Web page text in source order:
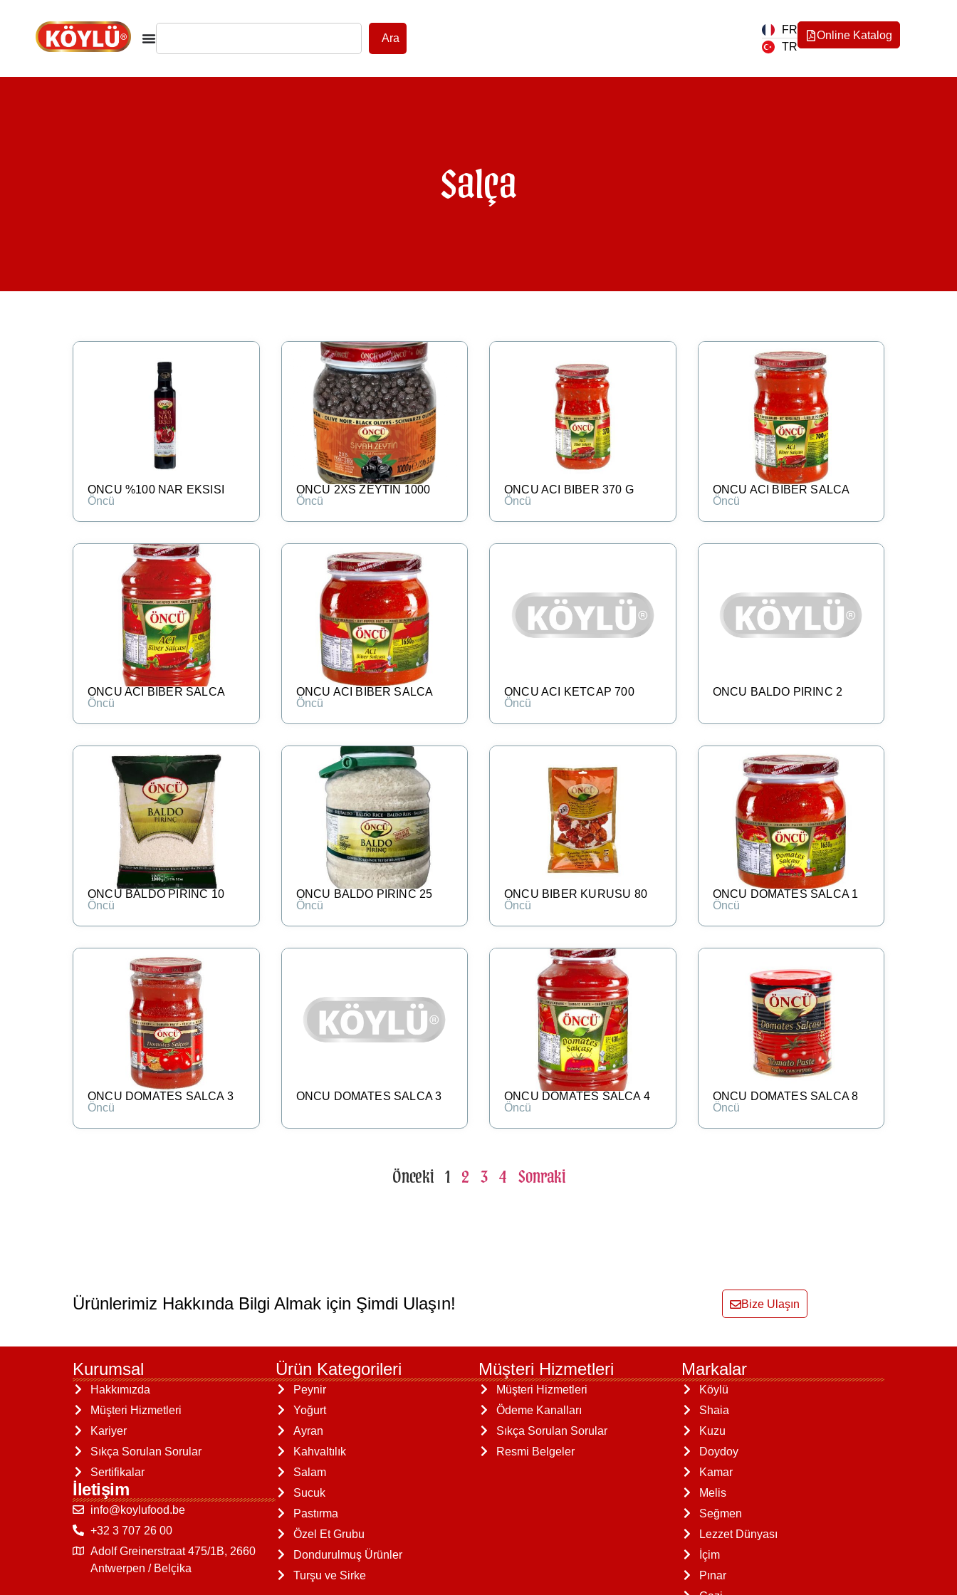
Ara
FR
TR
Online Katalog
Salça
ONCU %100 NAR EKSISI
Öncü
ONCU 2XS ZEYTIN 1000
Öncü
ONCU ACI BIBER 370 G
Öncü
ONCU ACI BIBER SALCA
Öncü
ONCU ACI BIBER SALCA
Öncü
ONCU ACI BIBER SALCA
Öncü
ONCU ACI KETCAP 700
Öncü
ONCU BALDO PIRINC 2
ONCU BALDO PIRINC 10
Öncü
ONCU BALDO PIRINC 25
Öncü
ONCU BIBER KURUSU 80
Öncü
ONCU DOMATES SALCA 1
Öncü
ONCU DOMATES SALCA 3
Öncü
ONCU DOMATES SALCA 3
ONCU DOMATES SALCA 4
Öncü
ONCU DOMATES SALCA 8
Öncü
Önceki 1 2 3 4 Sonraki
Ürünlerimiz Hakkında Bilgi Almak için Şimdi Ulaşın! Bize Ulaşın
Kurumsal
Hakkımızda
Müşteri Hizmetleri
Kariyer
Sıkça Sorulan Sorular
Sertifikalar
İletişim
info@koylufood.be
+32 3 707 26 00
Adolf Greinerstraat 475/1B, 2660
Antwerpen / Belçika
Ürün Kategorileri
Peynir
Yoğurt
Ayran
Kahvaltılık
Salam
Sucuk
Pastırma
Özel Et Grubu
Dondurulmuş Ürünler
Turşu ve Sirke
Müşteri Hizmetleri
Müşteri Hizmetleri
Ödeme Kanalları
Sıkça Sorulan Sorular
Resmi Belgeler
Markalar
Köylü
Shaia
Kuzu
Doydoy
Kamar
Melis
Seğmen
Lezzet Dünyası
İçim
Pınar